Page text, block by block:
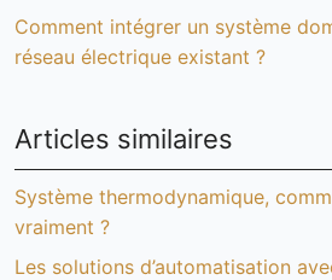
Comment intégrer un système
réseau électrique existant ?
Articles similaires
Système thermodynamique,
vraiment ?
Les solutions d’automatisation